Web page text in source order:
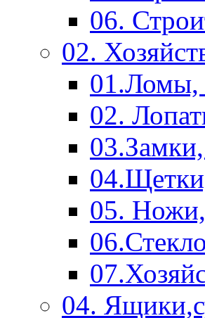
06.
02.
01.Ломы,
02.
05.
04.